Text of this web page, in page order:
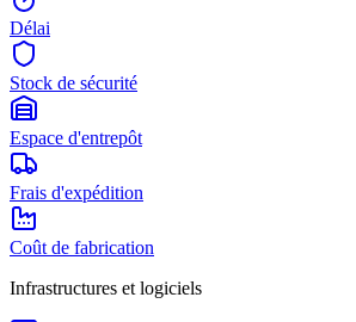
Délai
Stock de sécurité
Espace d'entrepôt
Frais d'expédition
Coût de fabrication
Infrastructures et logiciels